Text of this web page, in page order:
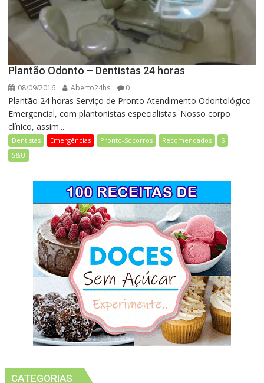
Plantão Odonto – Dentistas 24 horas
08/09/2016 Aberto24hs 0
Plantão 24 horas Serviço de Pronto Atendimento Odontológico
Emergencial, com plantonistas especialistas. Nosso corpo
clínico, assim...
Dentistas Emergências Pronto-Socorros Recomendados
S
S&U
CATEGORIAS